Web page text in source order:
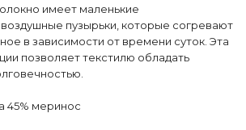
имеет маленькие
пузырьки, которые согревают
в зависимости от времени суток. Эта
позволяет текстилю обладать
45% меринос